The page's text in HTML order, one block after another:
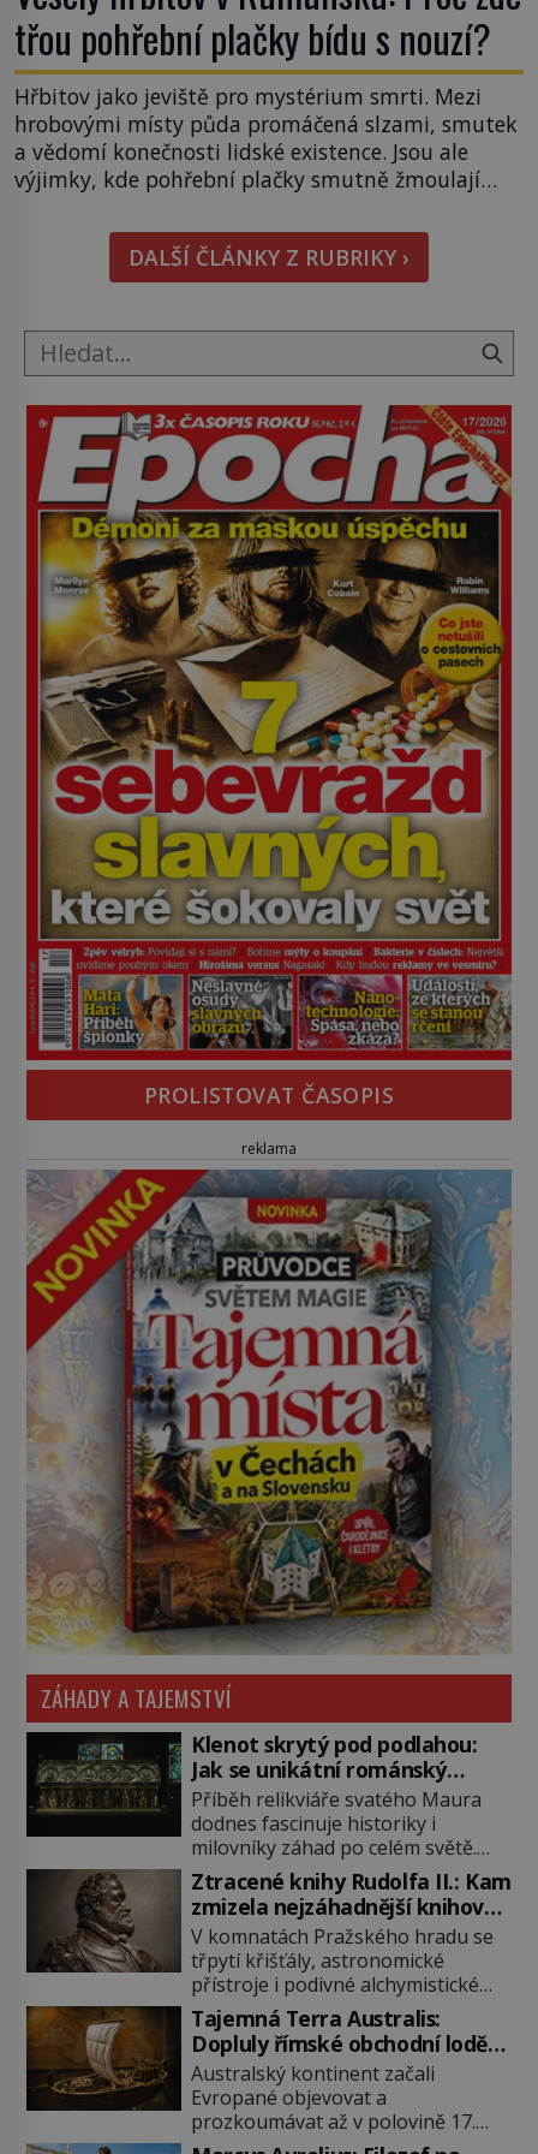
třou pohřební plačky bídu s nouzí?
Hřbitov jako jeviště pro mystérium smrti. Mezi
hrobovými místy půda promáčená slzami, smutek
a vědomí konečnosti lidské existence. Jsou ale
výjimky, kde pohřební plačky smutně žmoulají
pohledu na výši vyměřené podpory
v nezaměstnanosti. Kam vás pozveme? Unikátní
hřbitov, který si vysloužil název „Veselý“, najdeme
DALŠÍ ČLÁNKY Z RUBRIKY ›
PROLISTOVAT ČASOPIS
reklama
ZÁHADY A TAJEMSTVÍ
Klenot skrytý pod podlahou:
Jak se unikátní románský
poklad dostal do zapadlého
Bečova?
Příběh relikviáře svatého Maura
dodnes fascinuje historiky i
milovníky záhad po celém světě.
Tato románská zlatnická památka
ze 13. století je po českých
korunovačních klenotech druhým
nejcennějším movitým majetkem v
České republice. Přestože byl
klenot v roce 1985 po dramatickém
pátrání kriminalistů úspěšně
nalezen, jeho minulost stále
obestírá hustá mlha. Otázky, jak
přesně se tato […]
Ztracené knihy Rudolfa II.: Kam
zmizela nejzáhadnější knihovna
Evropy?
V komnatách Pražského hradu se
třpytí křišťály, astronomické
přístroje i podivné alchymistické
rukopisy. Císař Rudolf II.
shromažďuje vše, co souvisí s
tajemstvím přírody, hvězd i
lidského poznání. Jenže po jeho
smrti se jeho slavné sbírky začínají
rozpadat a část z nich mizí navždy.
Tajemná Terra Australis:
Dopluly římské obchodní lodě
až do Austrálie?
Australský kontinent začali
Evropané objevovat a
prozkoumávat až v polovině 17.
století. Existuje však možnost, že